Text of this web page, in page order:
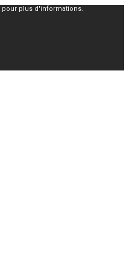
pour plus d'informations.